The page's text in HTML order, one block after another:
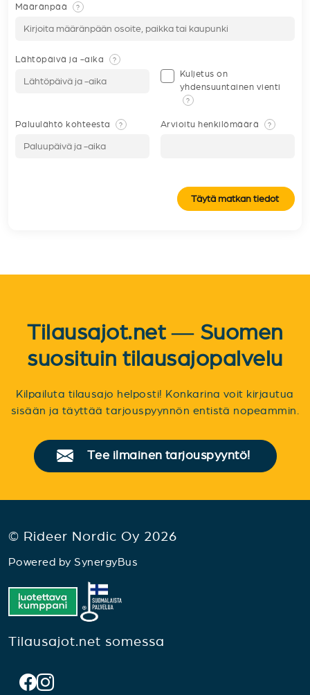
Määränpää ?
Lähtöpäivä ja -aika ?
Kuljetus on
yhdensuuntainen vienti
?
Paluulähtö kohteesta ? Arvioitu henkilömäärä ?
Täytä matkan tiedot
Tilausajot.net — Suomen
suosituin tilausajopalvelu
Kilpailuta tilausajo helposti! Konkarina voit kirjautua
sisään ja täyttää tarjouspyynnön entistä nopeammin.
Tee ilmainen tarjouspyyntö!
© Rideer Nordic Oy 2026
Powered by SynergyBus
Tilausajot.net somessa